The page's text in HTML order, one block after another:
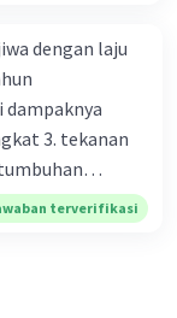
dengan laju
3. tekanan
D. tidak
penting
terverifikasi